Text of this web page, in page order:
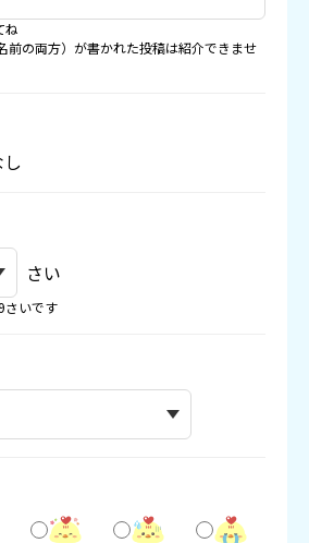
ね
の両方）が書かれた投稿は紹介できませ
さい
いです